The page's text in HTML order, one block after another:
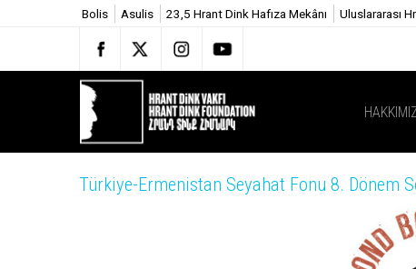
Bolis Asulis 23,5 Hrant Dink Hafıza Mekânı Uluslararası
Türkiye-Ermenistan Seyahat Fonu 8. Dönem